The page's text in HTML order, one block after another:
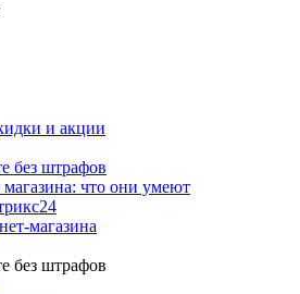
и акции
без штрафов
что они умеют
магазина
без штрафов